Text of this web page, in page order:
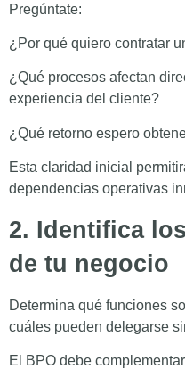
Pregúntate:
¿Por qué quiero contratar
¿Qué procesos afectan
experiencia del cliente?
¿Qué retorno espero
Esta claridad inicial
dependencias operativas
2. Identifica
de tu negocio
Determina qué funciones
cuáles pueden delegarse
El BPO debe